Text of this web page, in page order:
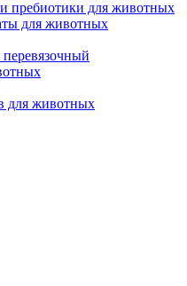
пребиотики для животных
для животных
для животных